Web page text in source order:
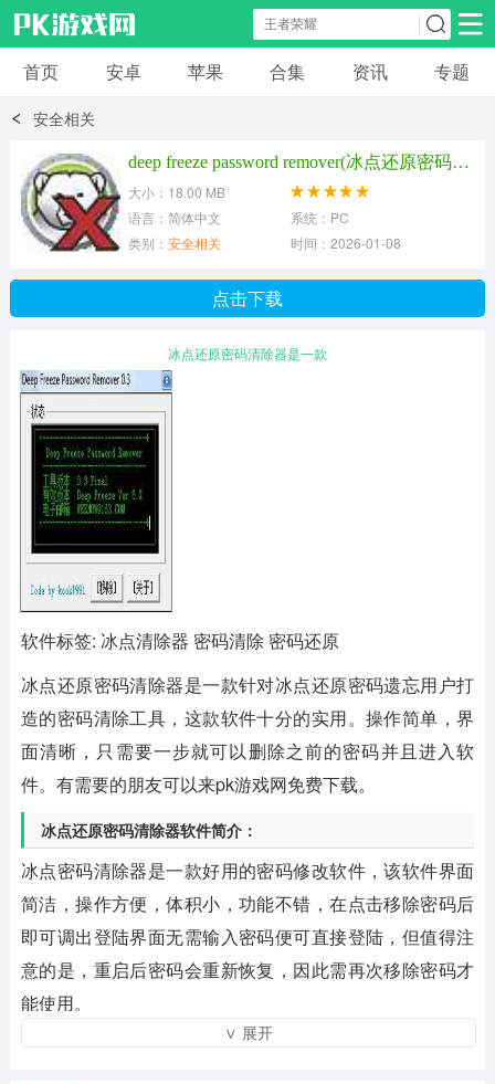
安卓应用 安卓游戏
模拟经营
首页 安卓 苹果 合集 资讯 专题
安全相关
deep freeze password remover(冰点还原密码清除器) v0.4 绿色版
大小：18.00 MB
语言：简体中文
系统：PC
类别： 安全相关 时间：2026-01-08
点击下载
冰点还原密码清除器是一款
软件标签: 冰点清除器 密码清除 密码还原
冰点还原密码清除器是一款针对冰点还原密码遗忘用户打
造的密码清除工具，这款软件十分的实用。操作简单，界
面清晰，只需要一步就可以删除之前的密码并且进入软
件。有需要的朋友可以来pk游戏网免费下载。
冰点还原密码清除器软件简介：
冰点密码清除器是一款好用的密码修改软件，该软件界面
简洁，操作方便，体积小，功能不错，在点击移除密码后
即可调出登陆界面无需输入密码便可直接登陆，但值得注
意的是，重启后密码会重新恢复，因此需再次移除密码才
能使用。
∨ 展开